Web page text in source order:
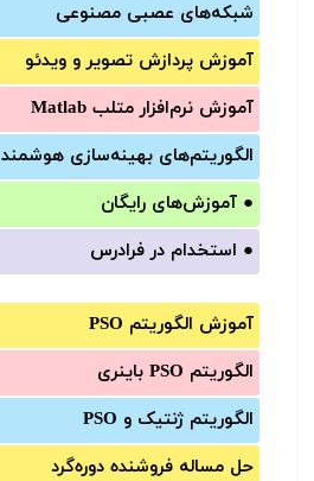
شبکه‌های عصبی مصنوعی
آموزش‌ پردازش تصویر و ویدئو
آموزش‌ نرم‌افزار متلب Matlab
الگوریتم‌های بهینه‌سازی هوشمند
● آموزش‌های رایگان
● استخدام در فرادرس
آموزش الگوریتم PSO
الگوریتم PSO باینری
الگوریتم ژنتیک و PSO
حل مساله فروشنده دوره‌گرد